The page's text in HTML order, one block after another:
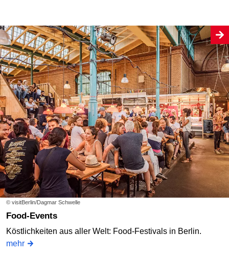
© visitBerlin/Dagmar Schwelle
Food-Events
Köstlichkeiten aus aller Welt: Food-Festivals in Berlin.
mehr